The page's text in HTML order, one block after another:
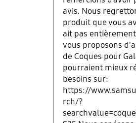
avis. Nous
produit que vous
ait pas
vous proposons
de Coques pour
pourraient mieux
besoins sur:
https://
rch/?